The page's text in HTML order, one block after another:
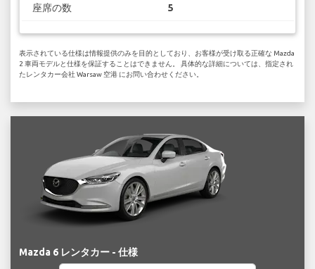
座席の数 5
表示されている仕様は情報提供のみを目的としており、お客様が受け取る正確な Mazda
2 車両モデルと仕様を保証することはできません。 具体的な詳細については、指定され
たレンタカー会社 Warsaw 空港 にお問い合わせください。
Mazda 6 レンタカー - 仕様